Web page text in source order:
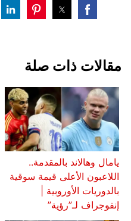
مقالات ذات صلة
يامال وهالاند بالمقدمة..
اللاعبون الأعلى قيمة سوقية
بالدوريات الأوروبية |
إنفوجراف لـ”رؤية”